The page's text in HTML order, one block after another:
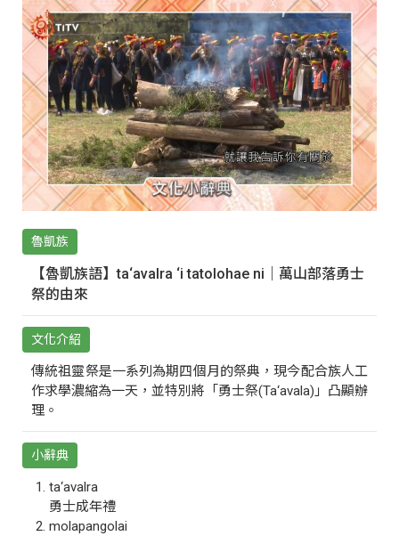
魯凱族
【魯凱族語】ta‘avalra ‘i tatolohae ni｜萬山部落勇士
祭的由來
文化介紹
傳統祖靈祭是一系列為期四個月的祭典，現今配合族人工
作求學濃縮為一天，並特別將「勇士祭(Ta‘avala)」凸顯辦
理。
小辭典
ta‘avalra
勇士成年禮
molapangolai